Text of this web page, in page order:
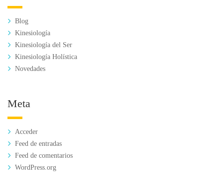
Blog
Kinesiología
Kinesiología del Ser
Kinesiología Holística
Novedades
Meta
Acceder
Feed de entradas
Feed de comentarios
WordPress.org